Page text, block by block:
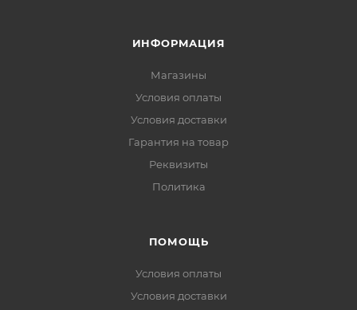
ИНФОРМАЦИЯ
Магазины
Условия оплаты
Условия доставки
Гарантия на товар
Реквизиты
Политика
ПОМОЩЬ
Условия оплаты
Условия доставки